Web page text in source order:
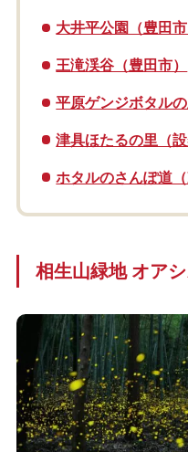
大井平公園（豊田市
王滝渓谷（豊田市）
平原ゲンジボタルの
津具ほたるの里（設
ホタルのさんぽ道（
相生山緑地 オア